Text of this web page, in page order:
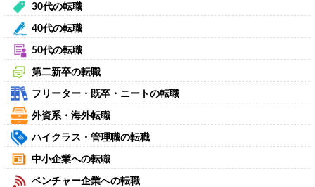
30代の転職
40代の転職
50代の転職
第二新卒の転職
フリーター・既卒・ニートの転職
外資系・海外転職
ハイクラス・管理職の転職
中小企業への転職
ベンチャー企業への転職